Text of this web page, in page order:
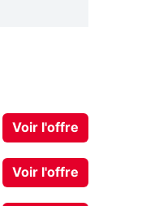
Voir l'offre
Voir l'offre